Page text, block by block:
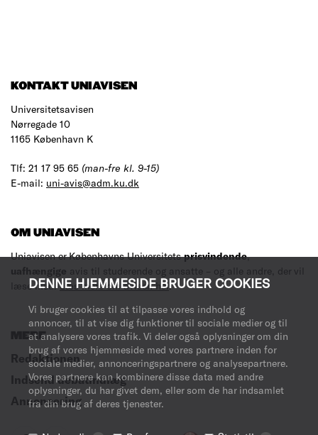
DENNE HJEMMESIDE BRUGER COOKIES
Vi bruger cookies til at tilpasse vores indhold og
annoncer, til at vise dig funktioner til sociale medier og til
at analysere vores trafik. Vi deler også oplysninger om din
brug af vores hjemmeside med vores partnere inden for
sociale medier, annonceringspartnere og analysepartnere.
Vores partnere kan kombinere disse data med andre
oplysninger, du har givet dem, eller som de har indsamlet
fra din brug af deres tjenester.
KONTAKT UNIAVISEN
Universitetsavisen
Nørregade 10
1165 København K
Tlf: 21 17 95 65 (man-fre kl. 9-15)
E-mail: uni-avis@adm.ku.dk
OM UNIAVISEN
Uniavisen er Københavns Universitetsprisvindende,
uafhængige avis til studerende og ansatte – og alle andre, der vil
læse med.Læs mere om avisen her.
MERE
Redaktionen
Indsend debatindlæg
Annoncering